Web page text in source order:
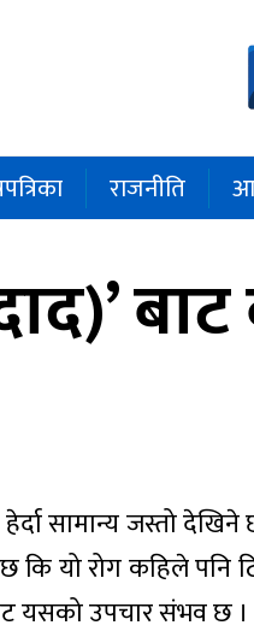
राजनीति
सामान्य जस्तो
कि यो रोग कहिले
यसको उपचार संभव छ ।